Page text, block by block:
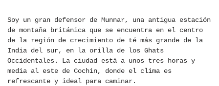
Soy un gran defensor de Munnar, una antigua estación
de montaña británica que se encuentra en el centro
de la región de crecimiento de té más grande de la
India del sur, en la orilla de los Ghats
Occidentales. La ciudad está a unos tres horas y
media al este de Cochin, donde el clima es
refrescante y ideal para caminar.